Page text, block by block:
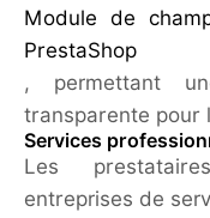
Module de
PrestaShop
, permettant
transparente pour
Services
Les
entreprises de